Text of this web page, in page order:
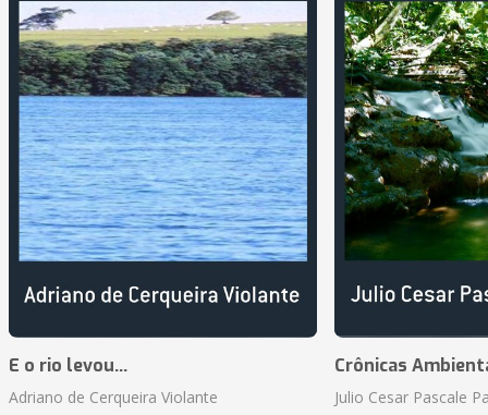
E o rio levou...
Adriano de Cerqueira Violante
Crônicas
Julio Cesar Pascale